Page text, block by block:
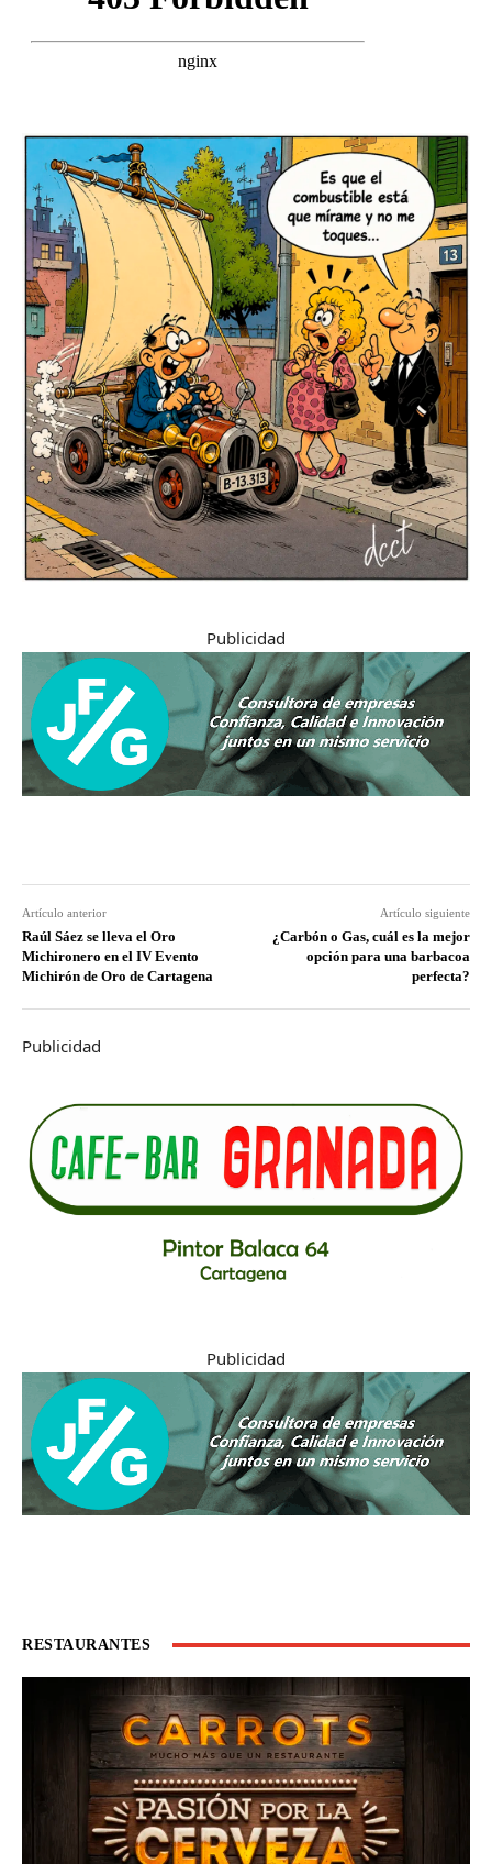
Publicidad
Artículo anterior
Raúl Sáez se lleva el Oro
Michironero en el IV Evento
Michirón de Oro de Cartagena
Artículo siguiente
¿Carbón o Gas, cuál es la mejor
opción para una barbacoa
perfecta?
Publicidad
Publicidad
RESTAURANTES